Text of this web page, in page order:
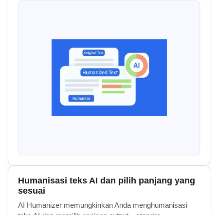
Humanisasi teks AI dan pilih panjang yang
sesuai
AI Humanizer memungkinkan Anda menghumanisasi